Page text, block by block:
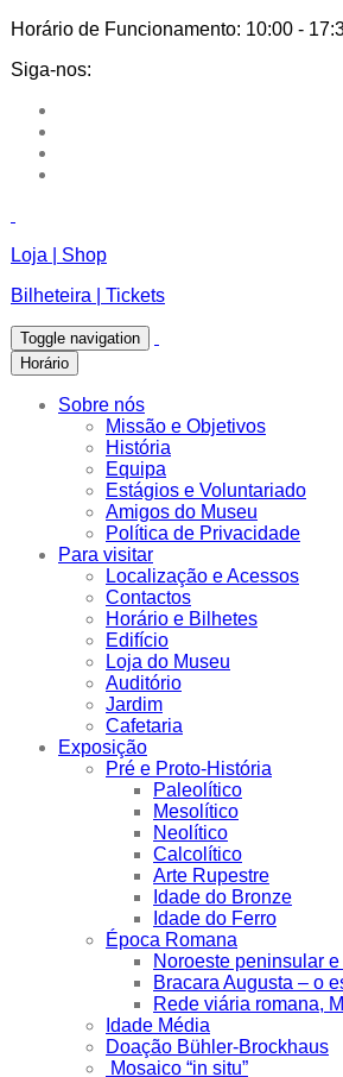
Horário de Funcionamento: 10:00 -
Siga-nos:
Loja | Shop
Bilheteira | Tickets
Toggle navigation
Horário
Sobre nós
Missão e Objetivos
História
Equipa
Estágios e Voluntariado
Amigos do Museu
Política de Privacidade
Para visitar
Localização e Acessos
Contactos
Horário e Bilhetes
Edifício
Loja do Museu
Auditório
Jardim
Cafetaria
Exposição
Pré e Proto-História
Paleolítico
Mesolítico
Neolítico
Calcolítico
Arte Rupestre
Idade do Bronze
Idade do Ferro
Época Romana
Noroeste peninsular
Bracara Augusta – o
Rede viária romana,
Idade Média
Doação Bühler-Brockhaus
Mosaico “in situ”